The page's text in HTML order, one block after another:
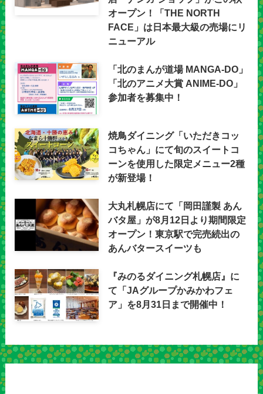
オープン！「THE NORTH
FACE」は日本最大級の売場にリ
ニューアル
「北のまんが道場 MANGA-DO」
「北のアニメ大賞 ANIME-DO」
参加者を募集中！
焼鳥ダイニング「いただきコッ
コちゃん」にて旬のスイートコ
ーンを使用した限定メニュー2種
が新登場！
大丸札幌店にて「岡田謹製 あん
バタ屋」が8月12日より期間限定
オープン！東京駅で完売続出の
あんバタースイーツも
『みのるダイニング札幌店』に
て「JAグループかみかわフェ
ア」を8月31日まで開催中！